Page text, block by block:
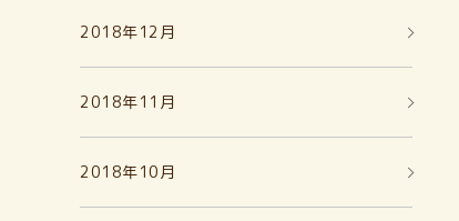
2018年12月
2018年11月
2018年10月